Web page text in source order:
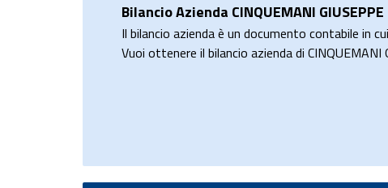
Bilancio Azienda CINQUEMANI GIUSEPPE
Il bilancio azienda è un documento contabile in
Vuoi ottenere il bilancio azienda di CINQUEMANI